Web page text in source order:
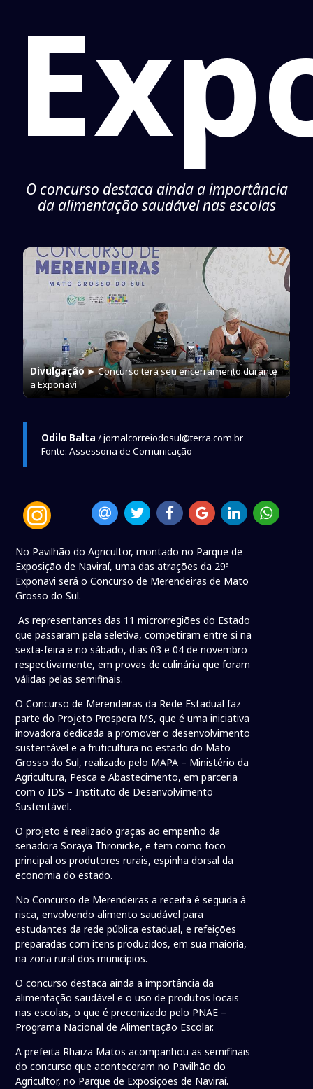
O concurso destaca ainda a importância
da alimentação saudável nas escolas
Divulgação► Concurso terá seu encerramento durante
a Exponavi
Odilo Balta / jornalcorreiodosul@terra.com.br
Fonte: Assessoria de Comunicação
No Pavilhão do Agricultor, montado no Parque de
Exposição de Naviraí, uma das atrações da 29ª
Exponavi será o Concurso de Merendeiras de Mato
Grosso do Sul.
As representantes das 11 microrregiões do Estado
que passaram pela seletiva, competiram entre si na
sexta-feira e no sábado, dias 03 e 04 de novembro
respectivamente, em provas de culinária que foram
válidas pelas semifinais.
O Concurso de Merendeiras da Rede Estadual faz
parte do Projeto Prospera MS, que é uma iniciativa
inovadora dedicada a promover o desenvolvimento
sustentável e a fruticultura no estado do Mato
Grosso do Sul, realizado pelo MAPA – Ministério da
Agricultura, Pesca e Abastecimento, em parceria
com o IDS – Instituto de Desenvolvimento
Sustentável.
O projeto é realizado graças ao empenho da
senadora Soraya Thronicke, e tem como foco
principal os produtores rurais, espinha dorsal da
economia do estado.
No Concurso de Merendeiras a receita é seguida à
risca, envolvendo alimento saudável para
estudantes da rede pública estadual, e refeições
preparadas com itens produzidos, em sua maioria,
na zona rural dos municípios.
O concurso destaca ainda a importância da
alimentação saudável e o uso de produtos locais
nas escolas, o que é preconizado pelo PNAE –
Programa Nacional de Alimentação Escolar.
A prefeita Rhaiza Matos acompanhou as semifinais
do concurso que aconteceram no Pavilhão do
Agricultor, no Parque de Exposições de Naviraí.